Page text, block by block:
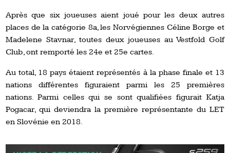
Après que six joueuses aient joué pour les deux autres
places de la catégorie 8a, les Norvégiennes Céline Borge et
Madelene Stavnar, toutes deux joueuses au Vestfold Golf
Club, ont remporté les 24e et 25e cartes.
Au total, 18 pays étaient représentés à la phase finale et 13
nations différentes figuraient parmi les 25 premières
nations. Parmi celles qui se sont qualifiées figurait Katja
Pogacar, qui deviendra la première représentante du LET
en Slovénie en 2018.